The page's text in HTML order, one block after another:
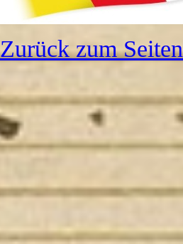
Zurück zum